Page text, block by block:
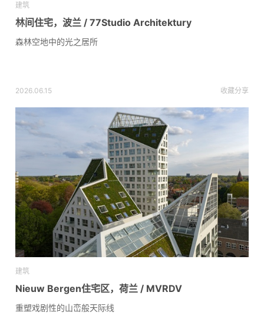
建筑
林间住宅，波兰 / 77Studio Architektury
森林空地中的光之居所
2026.06.15 收藏分享
建筑
Nieuw Bergen住宅区，荷兰 / MVRDV
重塑戏剧性的山峦般天际线